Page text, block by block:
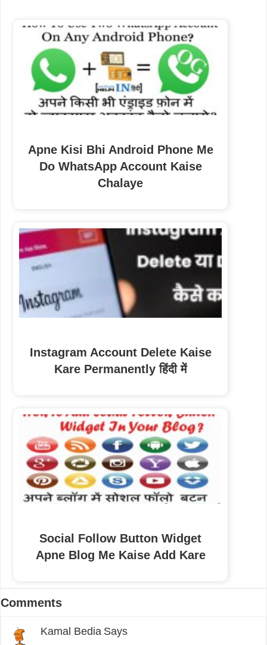
Apne Kisi Bhi Android Phone Me
Do WhatsApp Account Kaise
Chalaye
Instagram Account Delete Kaise
Kare Permanently हिंदी में
Social Follow Button Widget
Apne Blog Me Kaise Add Kare
Reader
Comments
Kamal Bedia Says